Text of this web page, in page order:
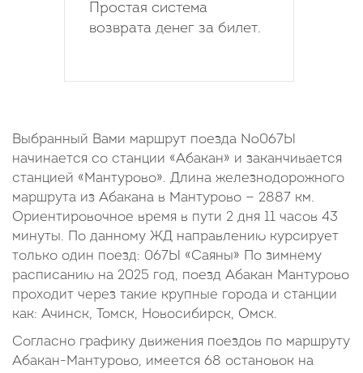
Простая система
возврата денег за билет.
Выбранный Вами маршрут поезда №067Ы
начинается со станции «Абакан» и заканчивается
станцией «Мантурово». Длина железнодорожного
маршрута из Абакана в Мантурово — 2887 км.
Ориентировочное время в пути 2 дня 11 часов 43
минуты. По данному ЖД направлению курсирует
только один поезд: 067Ы «Саяны» По зимнему
расписанию на 2025 год, поезд Абакан Мантурово
проходит через такие крупные города и станции
как: Ачинск, Томск, Новосибирск, Омск.
Согласно графику движения поездов по маршруту
Абакан-Мантурово, имеется 68 остановок на